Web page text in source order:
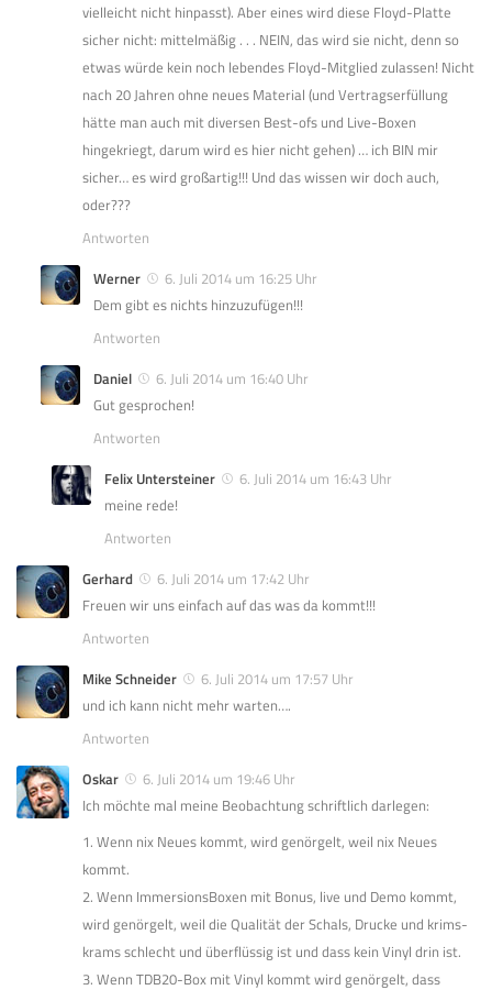
vielleicht nicht hinpasst). Aber eines wird diese Floyd-Platte
sicher nicht: mittelmäßig . . . NEIN, das wird sie nicht, denn so
etwas würde kein noch lebendes Floyd-Mitglied zulassen! Nicht
nach 20 Jahren ohne neues Material (und Vertragserfüllung
hätte man auch mit diversen Best-ofs und Live-Boxen
hingekriegt, darum wird es hier nicht gehen) … ich BIN mir
sicher… es wird großartig!!! Und das wissen wir doch auch,
oder???
Antworten
Werner
6. Juli 2014 um 16:25 Uhr
Dem gibt es nichts hinzuzufügen!!!
Antworten
Daniel
6. Juli 2014 um 16:40 Uhr
Gut gesprochen!
Antworten
Felix Untersteiner
6. Juli 2014 um 16:43 Uhr
meine rede!
Antworten
Gerhard
6. Juli 2014 um 17:42 Uhr
Freuen wir uns einfach auf das was da kommt!!!
Antworten
Mike Schneider
6. Juli 2014 um 17:57 Uhr
und ich kann nicht mehr warten….
Antworten
Oskar
6. Juli 2014 um 19:46 Uhr
Ich möchte mal meine Beobachtung schriftlich darlegen:
1. Wenn nix Neues kommt, wird genörgelt, weil nix Neues
kommt.
2. Wenn ImmersionsBoxen mit Bonus, live und Demo kommt,
wird genörgelt, weil die Qualität der Schals, Drucke und krims-
krams schlecht und überflüssig ist und dass kein Vinyl drin ist.
3. Wenn TDB20-Box mit Vinyl kommt wird genörgelt, dass